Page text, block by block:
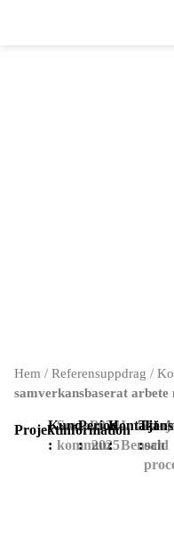
Hem / Referensuppdrag /
samverkansbaserat arbete
Projektinformation
Kund
:
Sorsele
kommun
Period
:
2024-
2025
Kontakt
:
Imad
Bensaid
:och